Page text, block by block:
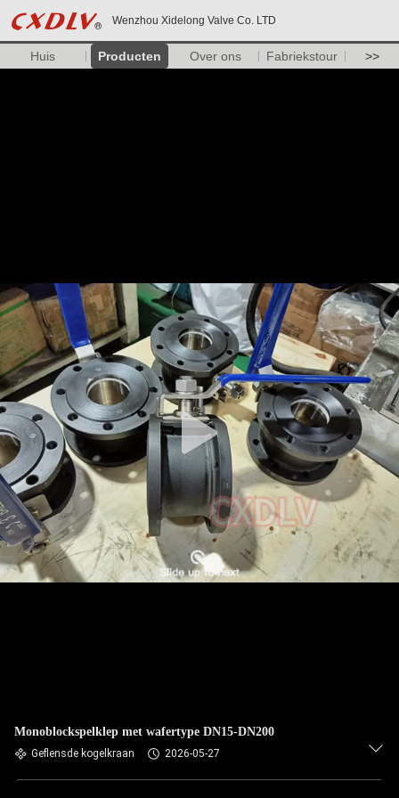
Wenzhou Xidelong Valve Co. LTD
Huis Producten Over ons Fabriekstour >>
Monoblockspelklep met wafertype DN15-DN200
Geflensde kogelkraan 2026-05-27